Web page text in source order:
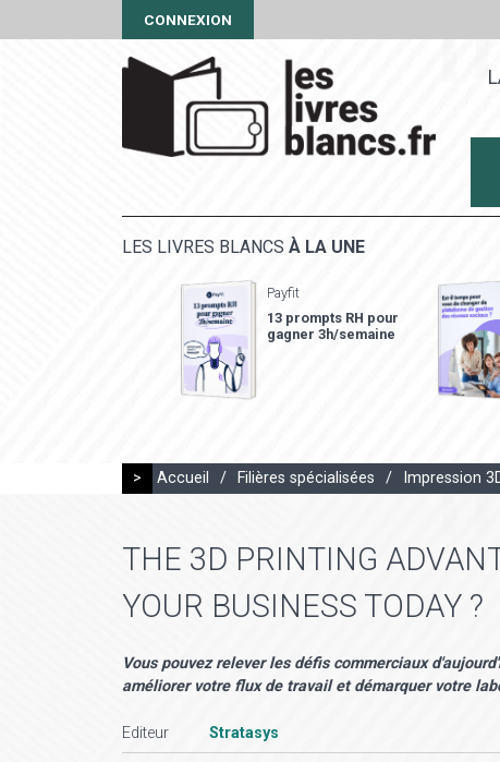
CONNEXION
LES LIVRES BLANCS À LA UNE
Payfit
13 prompts RH pour
gagner 3h/semaine
> Accueil / Filières spécialisées / Impression
THE 3D PRINTING
YOUR BUSINESS TODAY ?
Vous pouvez relever les défis commerciaux
améliorer votre flux de travail et démarquer votre
Editeur Stratasys